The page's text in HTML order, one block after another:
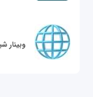
وبینار